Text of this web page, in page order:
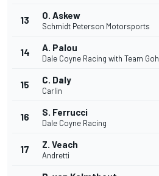
13 O. Askew
Schmidt Peterson Motorsports
14 A. Palou
Dale Coyne Racing with Team Goh
15 C. Daly
Carlin
16 S. Ferrucci
Dale Coyne Racing
17 Z. Veach
Andretti